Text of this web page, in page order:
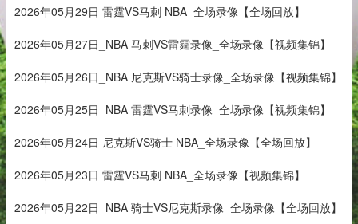
2026年05月29日 雷霆VS马刺 NBA_全场录像【全场回放】
2026年05月27日_NBA 马刺VS雷霆录像_全场录像【视频集锦】
2026年05月26日_NBA 尼克斯VS骑士录像_全场录像【视频集锦】
2026年05月25日_NBA 雷霆VS马刺录像_全场录像【视频集锦】
2026年05月24日 尼克斯VS骑士 NBA_全场录像【全场回放】
2026年05月23日 雷霆VS马刺 NBA_全场录像【视频集锦】
2026年05月22日_NBA 骑士VS尼克斯录像_全场录像【全场回放】